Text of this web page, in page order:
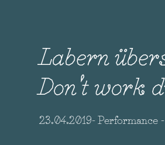
Labern
Don't work
23.04.2019- Performance